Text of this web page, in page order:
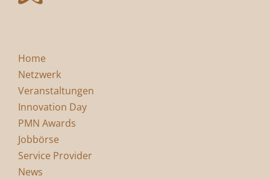
Home
Netzwerk
Veranstaltungen
Innovation Day
PMN Awards
Jobbörse
Service Provider
News